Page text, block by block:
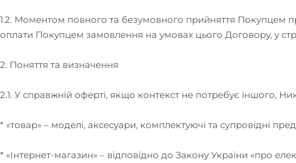
1.2. Моментом повного та безумовного прийняття Покупцем
оплати Покупцем замовлення на умовах цього Договору, у
2. Поняття та визначення
2.1. У справжній оферті, якщо контекст не потребує іншого,
* «товар» – моделі, аксесуари, комплектуючі та супровідні
* «Інтернет-магазин» – відповідно до Закону України «про